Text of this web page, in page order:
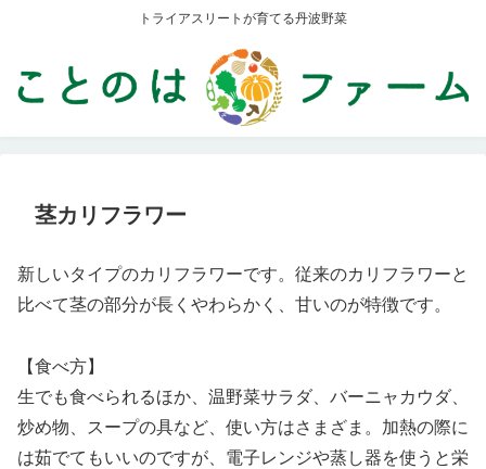
トライアスリートが育てる丹波野菜
茎カリフラワー
新しいタイプのカリフラワーです。従来のカリフラワーと
比べて茎の部分が長くやわらかく、甘いのが特徴です。
【食べ方】
生でも食べられるほか、温野菜サラダ、バーニャカウダ、
炒め物、スープの具など、使い方はさまざま。加熱の際に
は茹でてもいいのですが、電子レンジや蒸し器を使うと栄